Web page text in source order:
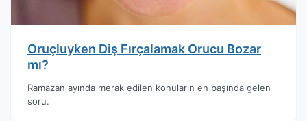
Oruçluyken Diş Fırçalamak Orucu Bozar
mı?
Ramazan ayında merak edilen konuların en başında gelen
soru.